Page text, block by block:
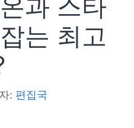
과 스타
는 최고
: 편집국